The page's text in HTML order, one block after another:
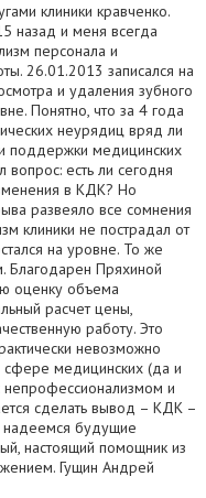
клиники кравченко.
назад и меня всегда
персонала и
26.01.2013 записался на
и удаления зубного
Понятно, что за 4 года
неурядиц вряд ли
и поддержки медицинских
вопрос: есть ли сегодня
в КДК? Но
развеяло все сомнения
клиники не пострадал от
на уровне. То же
Благодарен Пряхиной
оценку объема
расчет цены,
работу. Это
невозможно
сфере медицинских (да и
непрофессионализмом и
сделать вывод – КДК –
будущие
настоящий помощник из
Гущин Андрей